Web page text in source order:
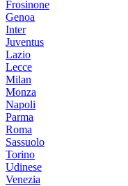
Frosinone
Genoa
Inter
Juventus
Lazio
Lecce
Milan
Monza
Napoli
Parma
Roma
Sassuolo
Torino
Udinese
Venezia